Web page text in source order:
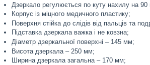
Дзеркало регулюється по куту нахилу на 90
Корпус із міцного медичного пластику;
Поверхня стійка до слідів від пальців та
Підставка дзеркала важка і не ковзна;
Діаметр дзеркальної поверхні – 145 мм;
Висота дзеркала – 250 мм;
Ширина дзеркала загальна – 170 мм;